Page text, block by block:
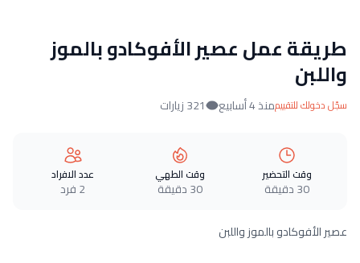
طريقة عمل عصير الأفوكادو بالموز
واللبن
سجّل دخولك للتقييممنذ 4 أسابيع 321 زيارات
وقت التحضير
30 دقيقة
وقت الطهي
30 دقيقة
عدد الافراد
2 فرد
عصير الأفوكادو بالموز واللبن